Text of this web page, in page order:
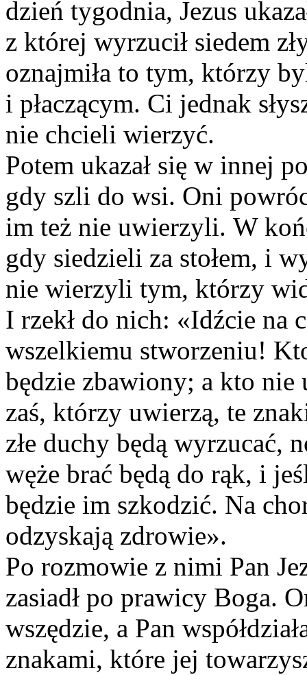
dzień tygodnia, Jezus
z której wyrzucił siedem
oznajmiła to tym, którzy
i płaczącym. Ci jednak
nie chcieli wierzyć.
Potem ukazał się w innej
gdy szli do wsi. Oni
im też nie uwierzyli. W
gdy siedzieli za stołem, i
nie wierzyli tym, którzy
I rzekł do nich: «Idźcie na
wszelkiemu stworzeniu!
będzie zbawiony; a kto nie
zaś, którzy uwierzą, te
złe duchy będą wyrzucać,
węże brać będą do rąk, i
będzie im szkodzić. Na
odzyskają zdrowie».
Po rozmowie z nimi Pan
zasiadł po prawicy Boga.
wszędzie, a Pan
znakami, które jej